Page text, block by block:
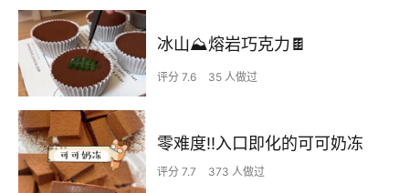
冰山⛰熔岩巧克力🍫
评分 7.6 35 人做过
零难度‼️入口即化的可可奶冻
评分 7.7 373 人做过